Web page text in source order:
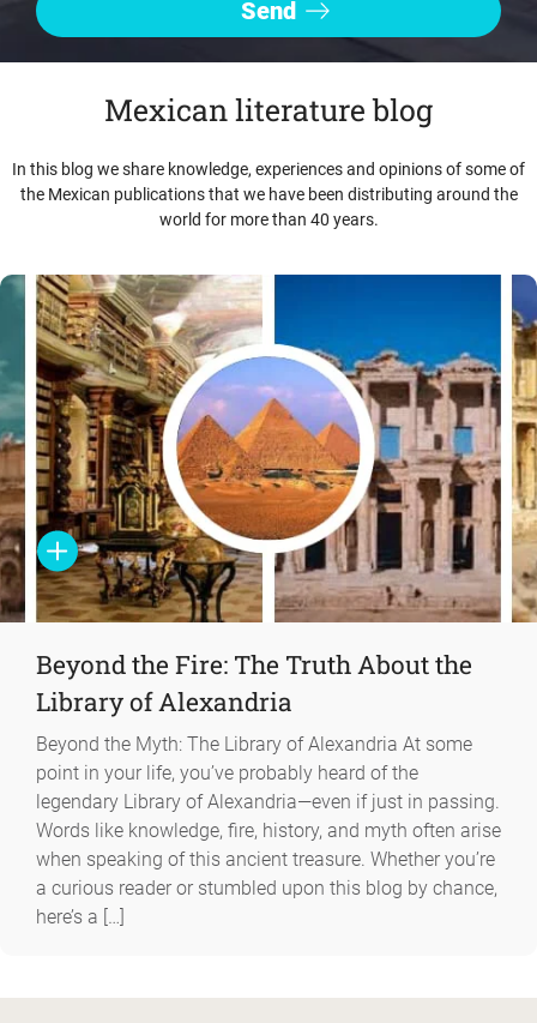
Mexican literature blog
In this blog we share knowledge, experiences and opinions of some of
the Mexican publications that we have been distributing around the
world for more than 40 years.
Beyond the Fire: The Truth About the
Library of Alexandria
Beyond the Myth: The Library of Alexandria At some
point in your life, you’ve probably heard of the
legendary Library of Alexandria—even if just in passing.
Words like knowledge, fire, history, and myth often arise
when speaking of this ancient treasure. Whether you’re
a curious reader or stumbled upon this blog by chance,
here’s a […]